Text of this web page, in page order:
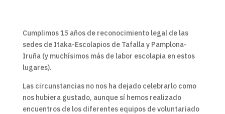
Cumplimos 15 años de reconocimiento legal de las
sedes de Itaka-Escolapios de Tafalla y Pamplona-
Iruña (y muchísimos más de labor escolapia en estos
lugares).
Las circunstancias no nos ha dejado celebrarlo como
nos hubiera gustado, aunque sí hemos realizado
encuentros de los diferentes equipos de voluntariado